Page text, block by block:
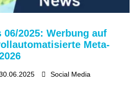
06/2025: Werbung auf
Meta-
Social Media